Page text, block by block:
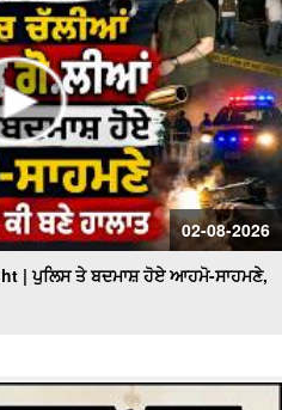
02-08-2026
| ਪੁਲਿਸ ਤੇ ਬਦਮਾਸ਼ ਹੋਏ ਆਹਮੋ-ਸਾਹਮਣੇ,